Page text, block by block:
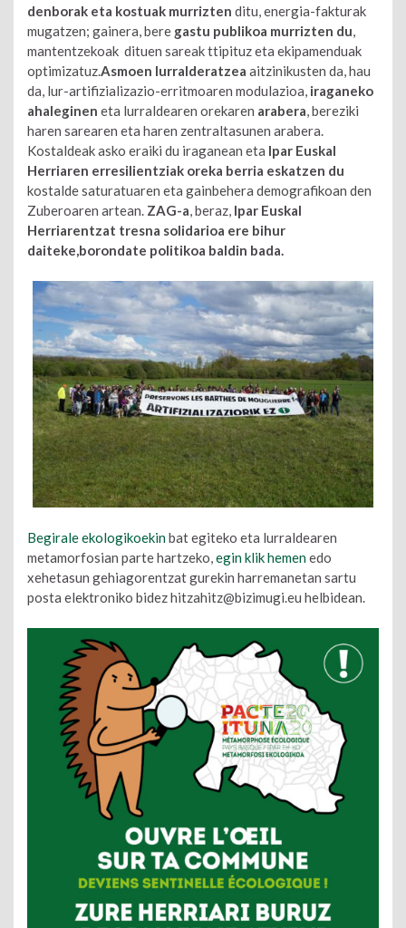
denborak eta kostuak murrizten ditu, energia-fakturak
mugatzen; gainera, bere gastu publikoa murrizten du,
mantentzekoak dituen sareak ttipituz eta ekipamenduak
optimizatuz.Asmoen lurralderatzea aitzinikusten da, hau
da, lur-artifizializazio-erritmoaren modulazioa, iraganeko
ahaleginen eta lurraldearen orekaren arabera, bereziki
haren sarearen eta haren zentraltasunen arabera.
Kostaldeak asko eraiki du iraganean eta Ipar Euskal
Herriaren erresilientziak oreka berria eskatzen du
kostalde saturatuaren eta gainbehera demografikoan den
Zuberoaren artean. ZAG-a, beraz, Ipar Euskal
Herriarentzat tresna solidarioa ere bihur
daiteke,borondate politikoa baldin bada.
Begirale ekologikoekinbat egiteko eta lurraldearen
metamorfosian parte hartzeko,egin klik hemenedo
xehetasun gehiagorentzat gurekin harremanetan sartu
posta elektroniko bidez hitzahitz@bizimugi.eu helbidean.